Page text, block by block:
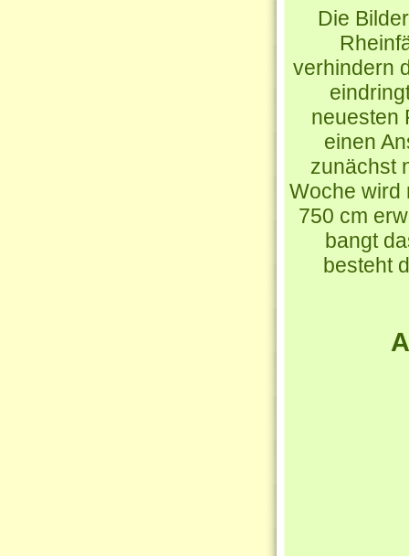
Die
verhindern
neuesten
einen
zunächst
Woche wird
750 cm
bangt
besteht